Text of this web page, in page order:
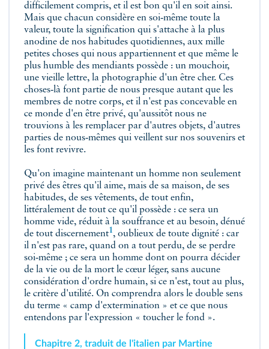
difficilement compris, et il est bon qu'il en soit ainsi.
Mais que chacun considère en soi‑même toute la
valeur, toute la signification qui s'attache à la plus
anodine de nos habitudes quotidiennes, aux mille
petites choses qui nous appartiennent et que même le
plus humble des mendiants possède : un mouchoir,
une vieille lettre, la photographie d'un être cher. Ces
choses‑là font partie de nous presque autant que les
membres de notre corps, et il n'est pas concevable en
ce monde d'en être privé, qu'aussitôt nous ne
trouvions à les remplacer par d'autres objets, d'autres
parties de nous‑mêmes qui veillent sur nos souvenirs et
les font revivre.
Qu'on imagine maintenant un homme non seulement
privé des êtres qu'il aime, mais de sa maison, de ses
habitudes, de ses vêtements, de tout enfin,
littéralement de tout ce qu'il possède : ce sera un
homme vide, réduit à la souffrance et au besoin, dénué
de tout discernement1, oublieux de toute dignité : car
il n'est pas rare, quand on a tout perdu, de se perdre
soi‑même ; ce sera un homme dont on pourra décider
de la vie ou de la mort le cœur léger, sans aucune
considération d'ordre humain, si ce n'est, tout au plus,
le critère d'utilité. On comprendra alors le double sens
du terme « camp d'extermination » et ce que nous
entendons par l'expression « toucher le fond ».
Chapitre 2, traduit de l'italien par Martine